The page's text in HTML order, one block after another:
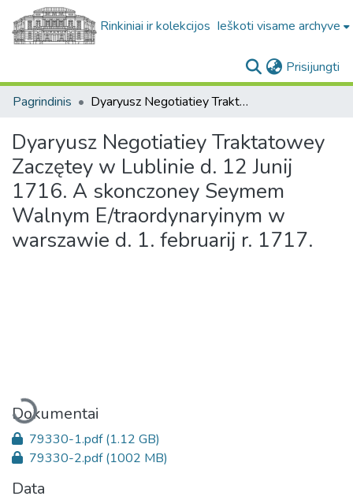
Rinkiniai ir kolekcijos Ieškoti visame archyve
Prisijungti
Pagrindinis Dyaryusz Negotiatiey Traktatowey Zaczętey w Lublinie d. 12 Junij 1716. A skonczoney Seymem Walnym E/traordynaryinym w warszawie d. 1. februarij r. 1717.
Dyaryusz Negotiatiey Traktatowey
Zaczętey w Lublinie d. 12 Junij
1716. A skonczoney Seymem
Walnym E/traordynaryinym w
warszawie d. 1. februarij r. 1717.
Įkeliama...
Dokumentai
79330-1.pdf(1.12 GB)
79330-2.pdf(1002 MB)
Data